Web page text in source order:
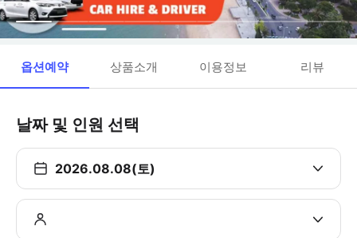
옵션예약 상품소개 이용정보 리뷰
날짜 및 인원 선택
2026.08.08(토)